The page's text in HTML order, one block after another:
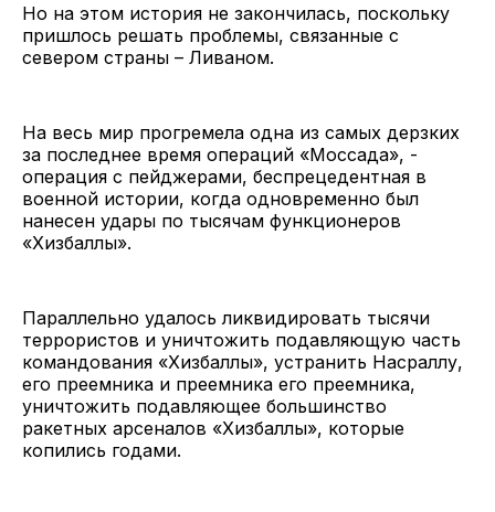
Но на этом история не закончилась, поскольку
пришлось решать проблемы, связанные с
севером страны – Ливаном.
На весь мир прогремела одна из самых дерзких
за последнее время операций «Моссада», -
операция с пейджерами, беспрецедентная в
военной истории, когда одновременно был
нанесен удары по тысячам функционеров
«Хизбаллы».
Параллельно удалось ликвидировать тысячи
террористов и уничтожить подавляющую часть
командования «Хизбаллы», устранить Насраллу,
его преемника и преемника его преемника,
уничтожить подавляющее большинство
ракетных арсеналов «Хизбаллы», которые
копились годами.